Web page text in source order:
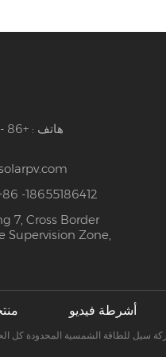
هاتف : +86 -18655186412
-18655186412
7, Cross Border
Supervision Zone,
أشرطة فيديو
شركة سيل للطاقة الشمسية المحدودة كل